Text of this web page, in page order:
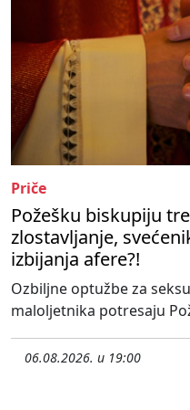
Priče
Požešku biskupiju
zlostavljanje,
izbijanja afere?!
Ozbiljne optužbe za
maloljetnika potresaju
06.08.2026. u 19:00